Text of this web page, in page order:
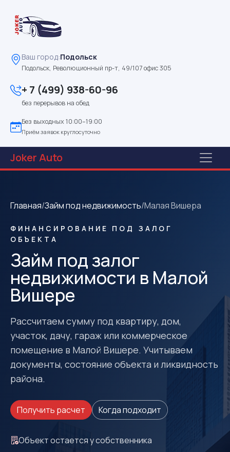
Ваш город:Подольск
Подольск, Революционный пр-т, 49/107 офис 305
+ 7 (499) 938-60-96
без перерывов на обед
Без выходных 10:00–19:00
Приём заявок круглосуточно
JokerAuto
Главная/Займ под недвижимость/Малая Вишера
ФИНАНСИРОВАНИЕ ПОД ЗАЛОГ
ОБЪЕКТА
Займ под залог
недвижимости в Малой
Вишере
Рассчитаем сумму под квартиру, дом,
участок, дачу, гараж или коммерческое
помещение в Малой Вишере. Учитываем
документы, состояние объекта и ликвидность
района.
Получить расчет Когда подходит
Объект остается у собственника